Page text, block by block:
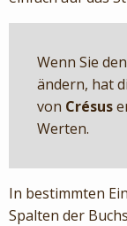
Wenn Sie
ändern, hat
von Crésus
Werten.
In bestimmten
Spalten der